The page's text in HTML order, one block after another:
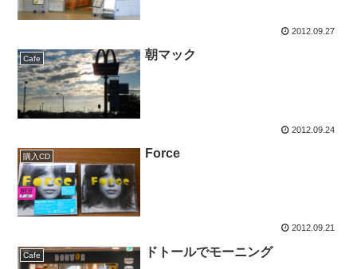
2012.09.27
Cafe 朝マック
2012.09.24
購入CD Force
2012.09.21
Cafe ドトールでモーニング